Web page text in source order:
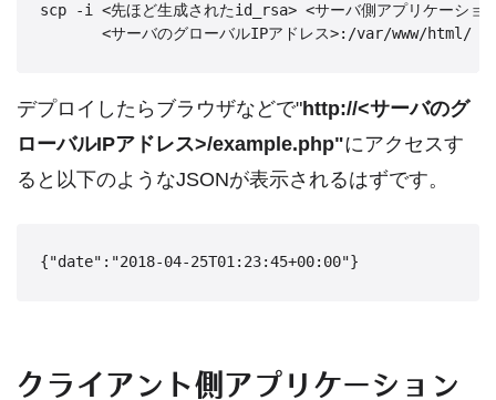
scp -i <先ほど生成されたid_rsa> <サーバ側アプリケーシ
       <サーバのグローバルIPアドレス>:/var/www/html/
デプロイしたらブラウザなどで"http://<サーバのグ
ローバルIPアドレス>/example.php"にアクセスす
ると以下のようなJSONが表示されるはずです。
{"date":"2018-04-25T01:23:45+00:00"}
クライアント側アプリケーション